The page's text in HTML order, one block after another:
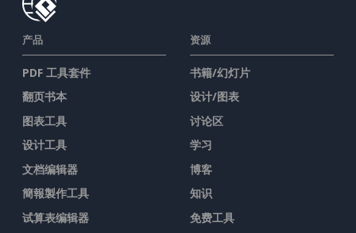
产品
PDF 工具套件
翻页书本
图表工具
设计工具
文档编辑器
簡報製作工具
试算表编辑器
资源
书籍/幻灯片
设计/图表
讨论区
学习
博客
知识
免费工具